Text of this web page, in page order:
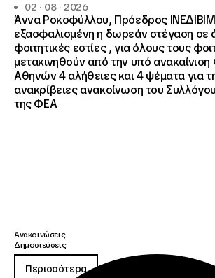
02 · 08 · 2026
Άννα Ροκοφύλλου, Πρόεδρος ΙΝΕΔΙΒΙΜ:
εξασφαλισμένη η δωρεάν στέγαση σε
φοιτητικές εστίες , για όλους τους
μετακινηθούν από την υπό ανακαίνιση
Αθηνών 4 αλήθειες και 4 ψέματα για
ανακρίβειες ανακοίνωση του
της ΦΕΑ
Ανακοινώσεις
Δημοσιεύσεις
Περισσότερα